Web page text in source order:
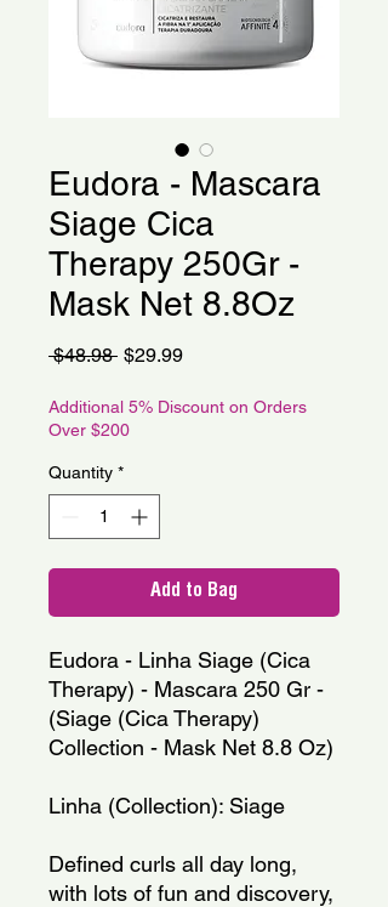
Eudora - Mascara
Siage Cica
Therapy 250Gr -
Mask Net 8.8Oz
$48.98 Regular
$29.99Sale
Additional 5% Discount on Orders
Over $200
Quantity *
Add to Bag
Eudora - Linha Siage (Cica
Therapy) - Mascara 250 Gr -
(Siage (Cica Therapy)
Collection - Mask Net 8.8 Oz)
Linha (Collection): Siage
Defined curls all day long,
with lots of fun and discovery,